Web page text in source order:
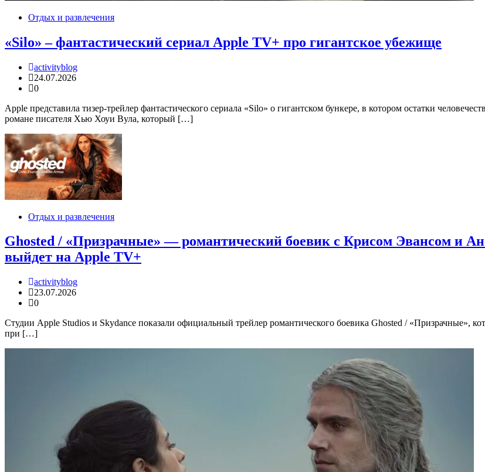
Отдых и развлечения
«Silo» – фантастический сериал Apple TV+ про гигантское убежище
activityblog
24.07.2026
0
Apple представила тизер-трейлер фантастического сериала «Silo» о гигантском бункере, в котором остатки
романе писателя Хью Хоуи Вула, который […]
Отдых и развлечения
Ghosted / «Призрачные» — романтический боевик с Крисом Эвансом и
выйдет на Apple TV+
activityblog
23.07.2026
0
Студии Apple Studios и Skydance показали официальный трейлер романтического боевика Ghosted / «Призрачные»,
при […]